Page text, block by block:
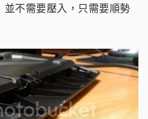
不需要壓入，只需要順勢